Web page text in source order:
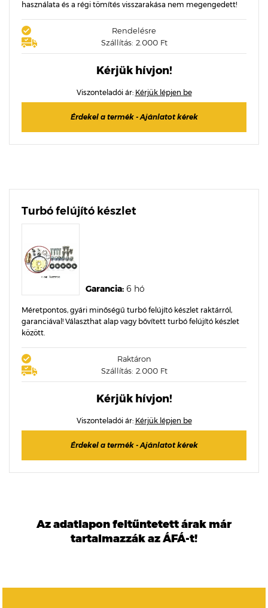
használata és a régi tömítés visszarakása nem megengedett!
Rendelésre
Szállítás: 2.000 Ft
Kérjük hívjon!
Viszonteladói ár: Kérjük lépjen be
Érdekel a termék - Ajánlatot kérek
Turbó felújító készlet
Garancia: 6 hó
Méretpontos, gyári minőségű turbó felújító készlet raktárról,
garanciával! Választhat alap vagy bővített turbó felújító készlet
között.
Raktáron
Szállítás: 2.000 Ft
Kérjük hívjon!
Viszonteladói ár: Kérjük lépjen be
Érdekel a termék - Ajánlatot kérek
Az adatlapon feltűntetett árak már
tartalmazzák az ÁFÁ-t!